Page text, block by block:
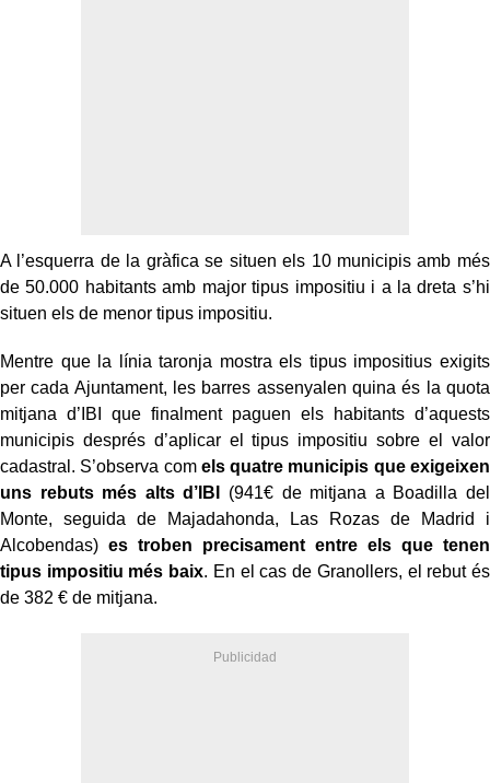
A l’esquerra de la gràfica se situen els 10 municipis amb més
de 50.000 habitants amb major tipus impositiu i a la dreta s’hi
situen els de menor tipus impositiu.
Mentre que la línia taronja mostra els tipus impositius exigits
per cada Ajuntament, les barres assenyalen quina és la quota
mitjana d’IBI que finalment paguen els habitants d’aquests
municipis després d’aplicar el tipus impositiu sobre el valor
cadastral. S’observa com els quatre municipis que exigeixen
uns rebuts més alts d’IBI
(941€ de mitjana a Boadilla del
Monte, seguida de Majadahonda, Las Rozas de Madrid i
Alcobendas) es troben precisament entre els que tenen
tipus impositiu més baix. En el cas de Granollers, el rebut és
de 382 € de mitjana.